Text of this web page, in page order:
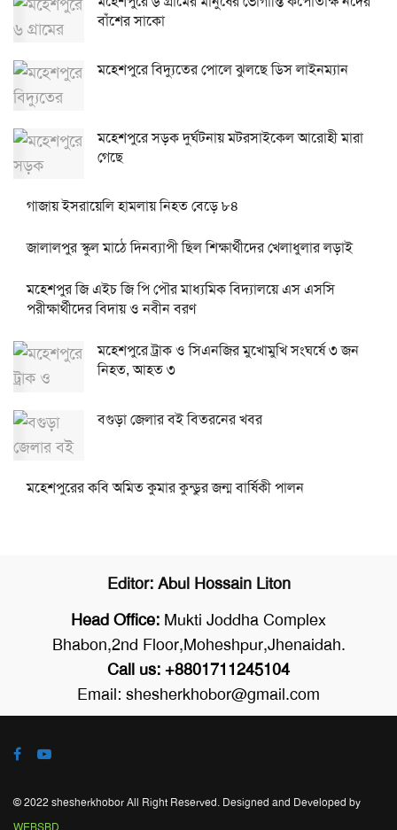
বাঁশের সাকো
মহেশপুরে বিদ্যুতের পোলে ঝুলছে ডিস লাইনম্যান
মহেশপুরে সড়ক দুর্ঘটনায় মটরসাইকেল আরোহী মারা
গেছে
গাজায় ইসরায়েলি হামলায় নিহত বেড়ে ৮৪
জালালপুর স্কুল মাঠে দিনব্যাপী ছিল শিক্ষার্থীদের খেলাধুলার লড়াই
মহেশপুর জি এইচ জি পি পৌর মাধ্যমিক বিদ্যালয়ে এস এসসি
পরীক্ষার্থীদের বিদায় ও নবীন বরণ
মহেশপুরে ট্রাক ও সিএনজির মুখোমুখি সংঘর্ষে ৩ জন
নিহত, আহত ৩
বগুড়া জেলার বই বিতরনের খবর
মহেশপুরের কবি অমিত কুমার কুন্ডুর জন্ম বার্ষিকী পালন
Editor: Abul Hossain Liton
Head Office: Mukti Joddha Complex
Bhabon,2nd Floor,Moheshpur,Jhenaidah.
Call us: +8801711245104
Email: shesherkhobor@gmail.com
© 2022 shesherkhobor All Right Reserved. Designed and Developed by